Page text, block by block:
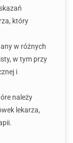
który
w różnych
w tym przy
i
należy
lekarza,